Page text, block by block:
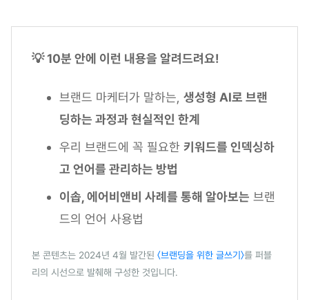
💡 10분 안에 이런 내용을 알려드려요!
브랜드 마케터가 말하는, 생성형 AI로 브랜
딩하는 과정과 현실적인 한계
우리 브랜드에 꼭 필요한 키워드를 인덱싱하
고 언어를 관리하는 방법
이솝, 에어비앤비 사례를 통해 알아보는 브랜
드의 언어 사용법
본 콘텐츠는 2024년 4월 발간된 〈브랜딩을 위한 글쓰기〉를 퍼블
리의 시선으로 발췌해 구성한 것입니다.